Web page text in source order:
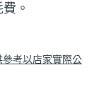
。
參考以店家實際公